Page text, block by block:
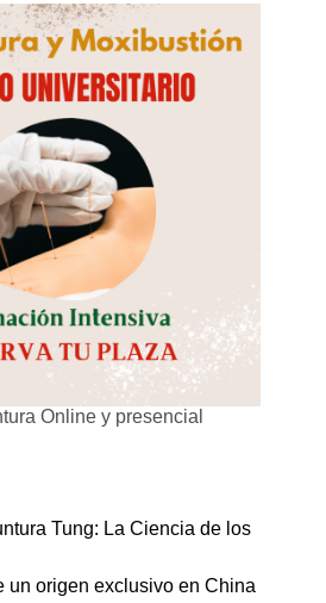
Online y presencial
Tung: La Ciencia de los
un origen exclusivo en China